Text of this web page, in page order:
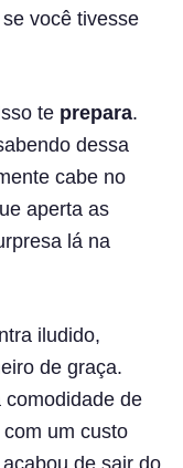
você tivesse
te prepara.
dessa
cabe no
aperta as
lá na
iludido,
de graça.
comodidade de
um custo